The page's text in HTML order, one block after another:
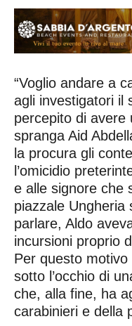
“Voglio andare a
agli investigatori il
percepito di avere
spranga Aid
la procura gli
l’omicidio
e alle signore che
piazzale Ungheria
parlare, Aldo
incursioni proprio
Per questo
sotto l’occhio di
che, alla fine, ha
carabinieri e della